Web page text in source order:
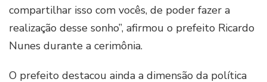
compartilhar isso com vocês, de poder fazer a
realização desse sonho”, afirmou o prefeito Ricardo
Nunes durante a cerimônia.
O prefeito destacou ainda a dimensão da política